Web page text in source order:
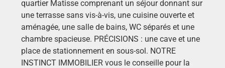
quartier Matisse comprenant un séjour donnant sur
une terrasse sans vis-à-vis, une cuisine ouverte et
aménagée, une salle de bains, WC séparés et une
chambre spacieuse. PRÉCISIONS : une cave et une
place de stationnement en sous-sol. NOTRE
INSTINCT IMMOBILIER vous le conseille pour la